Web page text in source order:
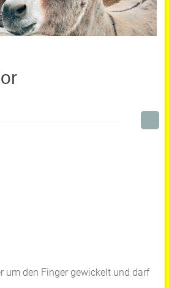
um den Finger gewickelt und darf